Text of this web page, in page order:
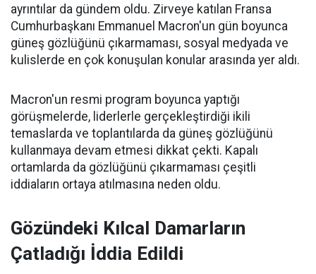
ayrıntılar da gündem oldu. Zirveye katılan Fransa
Cumhurbaşkanı Emmanuel Macron'un gün boyunca
güneş gözlüğünü çıkarmaması, sosyal medyada ve
kulislerde en çok konuşulan konular arasında yer aldı.
Macron'un resmi program boyunca yaptığı
görüşmelerde, liderlerle gerçekleştirdiği ikili
temaslarda ve toplantılarda da güneş gözlüğünü
kullanmaya devam etmesi dikkat çekti. Kapalı
ortamlarda da gözlüğünü çıkarmaması çeşitli
iddiaların ortaya atılmasına neden oldu.
Gözündeki Kılcal Damarların
Çatladığı İddia Edildi